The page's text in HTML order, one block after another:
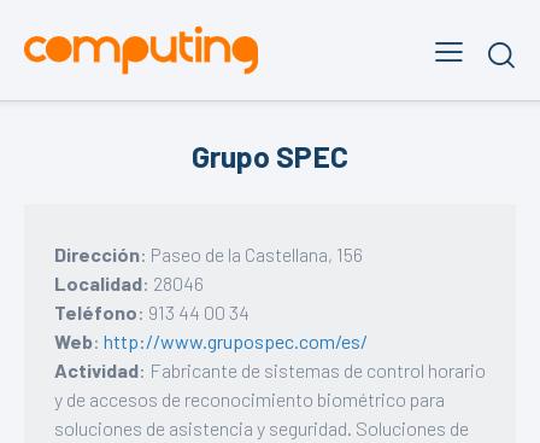
Grupo SPEC
Dirección: Paseo de la Castellana, 156
Localidad: 28046
Teléfono: 913 44 00 34
Web: http://www.grupospec.com/es/
Actividad: Fabricante de sistemas de control horario
y de accesos de reconocimiento biométrico para
soluciones de asistencia y seguridad. Soluciones de